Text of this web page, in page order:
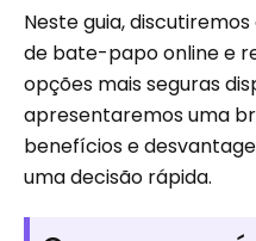
Neste guia,
de bate-papo online e
opções mais seguras
apresentaremos uma
benefícios e
uma decisão rápida.